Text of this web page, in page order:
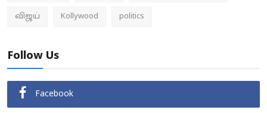
விஜய் Kollywood politics
Follow Us
Facebook